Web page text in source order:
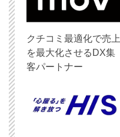
クチコミ最適化で売上
を最大化させるDX集
客パートナー